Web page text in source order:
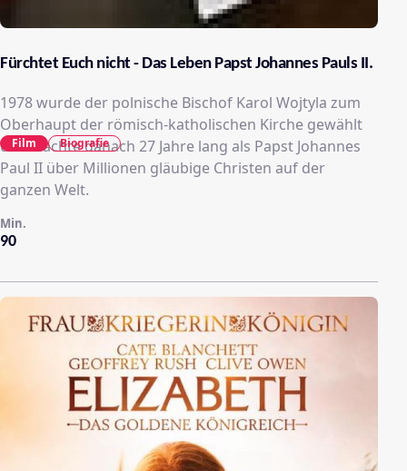
Fürchtet Euch nicht - Das Leben Papst Johannes Pauls II.
1978 wurde der polnische Bischof Karol Wojtyla zum
Oberhaupt der römisch-katholischen Kirche gewählt
und wachte danach 27 Jahre lang als Papst Johannes
Paul II über Millionen gläubige Christen auf der
ganzen Welt.
90
Min.
Film Biografie